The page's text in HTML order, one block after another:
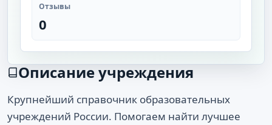
Отзывы
0
Описание учреждения
Крупнейший справочник образовательных
учреждений России. Помогаем найти лучшее